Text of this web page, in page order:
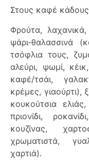
Στους καφέ
Φρούτα,
ψάρι-θαλασσινά
τσόφλια τους,
αλεύρι, ψωμί,
καφέ/τσάι,
κρέμες, γιαούρτι),
κουκούτσια
πριονίδι,
κουζίνας,
χρωματιστά,
χαρτιά).